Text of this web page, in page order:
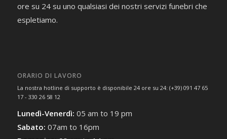
ore su 24 su uno qualsiasi dei nostri servizi funebri che
espletiamo.
ORARIO DI LAVORO
La nostra hotline di supporto è disponibile 24 ore su 24: (+39) 091 47 65
17 - 330 26 58 12
Lunedì-Venerdì: 05 am to 19 pm
Sabato: 07am to 16pm